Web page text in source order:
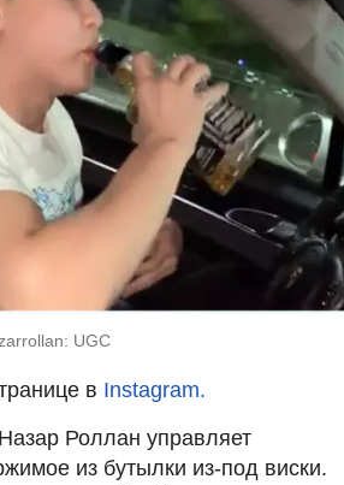
UGC
в Instagram.
Роллан управляет
из бутылки из-под виски.